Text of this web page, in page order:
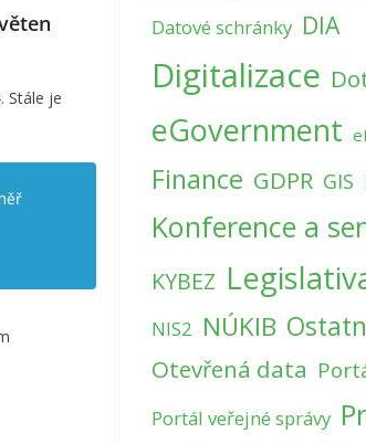
Stále je
Datové schránky DIA
Digitalizace
eGovernment
Finance GDPR GIS
Konference a
KYBEZ
NIS2 NÚKIB
Otevřená data
Portál veřejné správy